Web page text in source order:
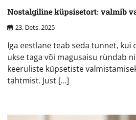
Nostalgiline küpsisetort: valmib
23. Dets. 2025
Iga eestlane teab seda tunnet,
ukse taga või magusaisu ründab
keeruliste küpsetiste
tahtmist. Just […]